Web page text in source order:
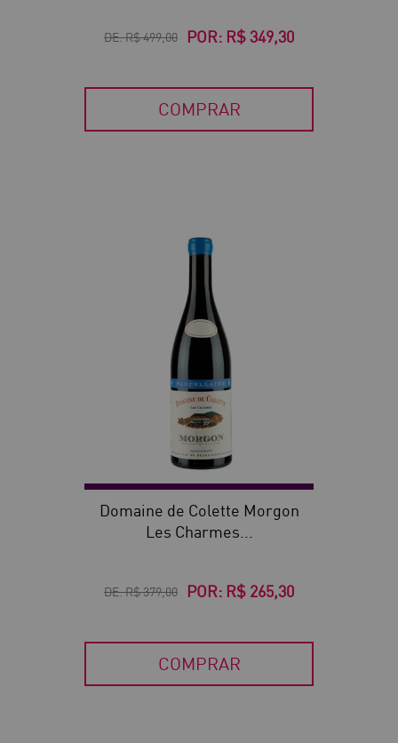
DE:R$ 499,00 POR: R$ 349,30
COMPRAR
Domaine de Colette Morgon
Les Charmes...
DE:R$ 379,00 POR: R$ 265,30
COMPRAR